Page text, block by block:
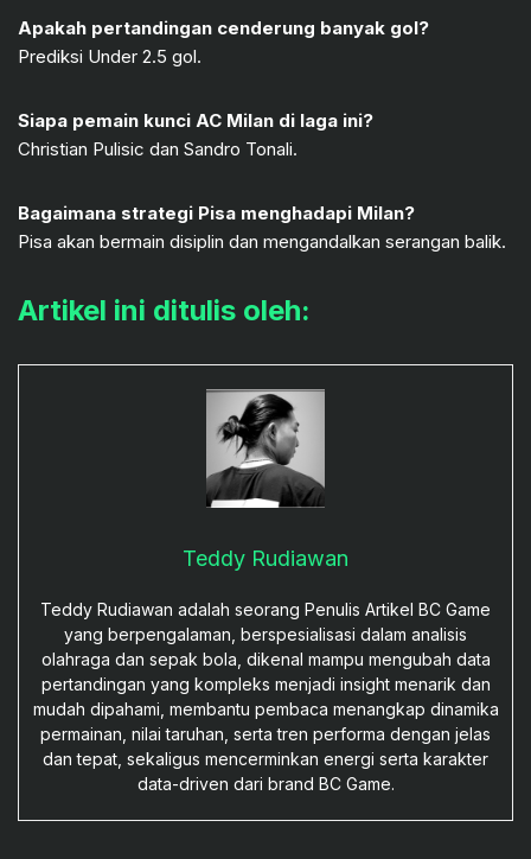
Apakah pertandingan cenderung banyak gol?
Prediksi Under 2.5 gol.
Siapa pemain kunci AC Milan di laga ini?
Christian Pulisic dan Sandro Tonali.
Bagaimana strategi Pisa menghadapi Milan?
Pisa akan bermain disiplin dan mengandalkan serangan balik.
Artikel ini ditulis oleh:
Teddy Rudiawan
Teddy Rudiawan adalah seorang Penulis Artikel BC Game
yang berpengalaman, berspesialisasi dalam analisis
olahraga dan sepak bola, dikenal mampu mengubah data
pertandingan yang kompleks menjadi insight menarik dan
mudah dipahami, membantu pembaca menangkap dinamika
permainan, nilai taruhan, serta tren performa dengan jelas
dan tepat, sekaligus mencerminkan energi serta karakter
data-driven dari brand BC Game.